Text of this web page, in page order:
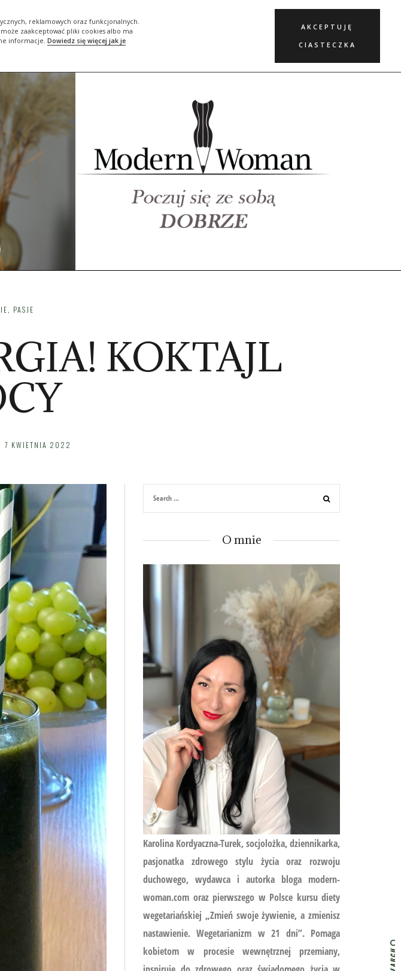
reklamowych oraz funkcjonalnych.
zaakceptować pliki cookies albo ma
informacje. Dowiedz się więcej jak je
AKCEPTUJĘ
CIASTECZKA
, PASJE
KOKTAJL
7 KWIETNIA 2022
O mnie
Karolina Kordyaczna-Turek, socjolożka, dziennikarka,
pasjonatka zdrowego stylu życia oraz rozwoju
duchowego, wydawca i autorka bloga modern-
woman.com oraz pierwszego w Polsce kursu diety
wegetariańskiej „Zmień swoje żywienie, a zmienisz
nastawienie. Wegetarianizm w 21 dni”.Pomaga
kobietom w procesie wewnętrznej przemiany,
SEARCH